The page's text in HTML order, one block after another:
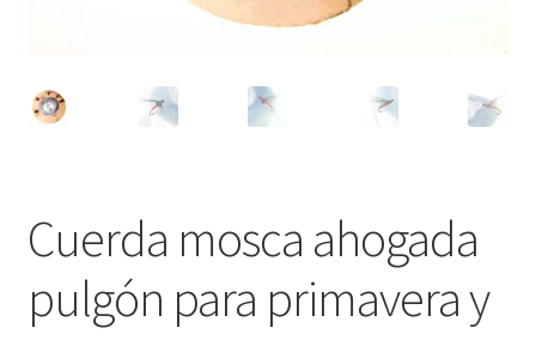
Regístrate al canal de noticias
Cuerda mosca ahogada
pulgón para primavera y